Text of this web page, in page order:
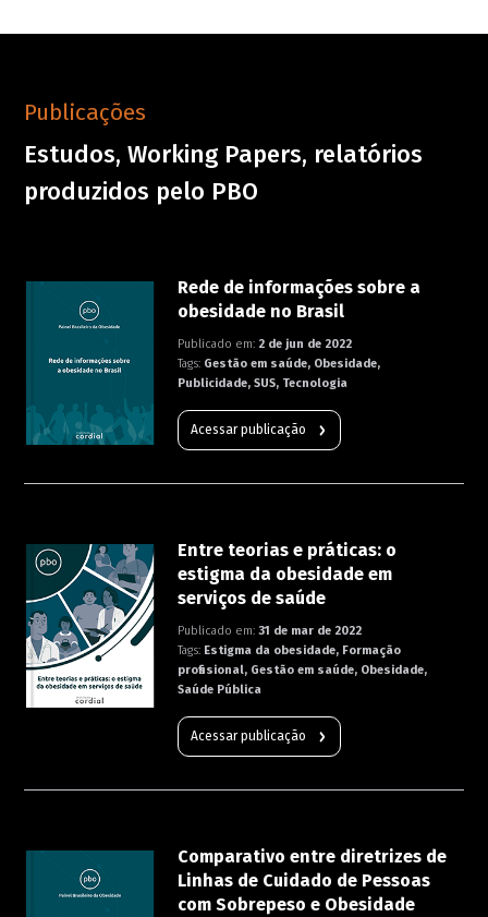
Publicações
Estudos, Working Papers, relatórios
produzidos pelo PBO
Rede de informações sobre a
obesidade no Brasil
Publicado em: 2 de jun de 2022
Tags: Gestão em saúde, Obesidade,
Publicidade, SUS, Tecnologia
Acessar publicação
Entre teorias e práticas: o
estigma da obesidade em
serviços de saúde
Publicado em:31 de mar de 2022
Tags: Estigma da obesidade, Formação
profissional, Gestão em saúde, Obesidade,
Saúde Pública
Acessar publicação
Comparativo entre diretrizes de
Linhas de Cuidado de Pessoas
com Sobrepeso e Obesidade